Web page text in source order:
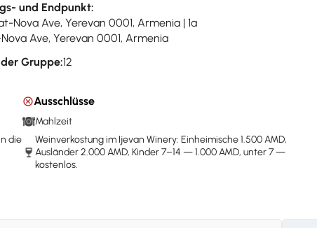
und Endpunkt:
Nova Ave, Yerevan 0001, Armenia | 1a
Ave, Yerevan 0001, Armenia
Gruppe:12
die
Ausschlüsse
Mahlzeit
Weinverkostung im Ijevan Winery: Einheimische 1.500 AMD,
Ausländer 2.000 AMD, Kinder 7–14 — 1.000 AMD, unter 7 —
kostenlos.